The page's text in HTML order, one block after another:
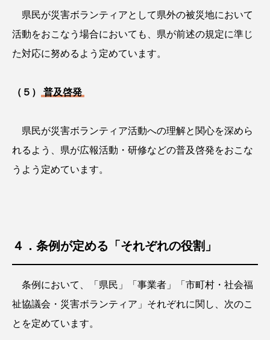
県民が災害ボランティアとして県外の被災地において
活動をおこなう場合においても、県が前述の規定に準じ
た対応に努めるよう定めています。
（５） 普及啓発
県民が災害ボランティア活動への理解と関心を深めら
れるよう、県が広報活動・研修などの普及啓発をおこな
うよう定めています。
４．条例が定める「それぞれの役割」
条例において、「県民」「事業者」「市町村・社会福
祉協議会・災害ボランティア」それぞれに関し、次のこ
とを定めています。